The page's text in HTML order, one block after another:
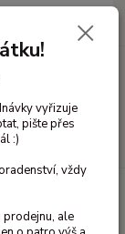
0 Kč
vyřizuje
pište přes
:)
vždy
prodejnu, ale